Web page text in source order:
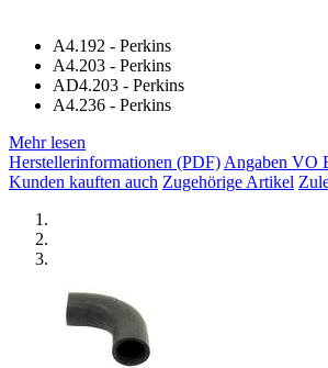
A4.192 - Perkins
A4.203 - Perkins
AD4.203 - Perkins
A4.236 - Perkins
Mehr lesen
Herstellerinformationen (PDF)Angaben VO
Kunden kauften auch Zugehörige Artikel